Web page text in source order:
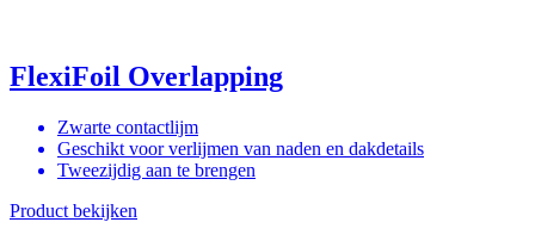
FlexiFoil Overlapping
Zwarte contactlijm
Geschikt voor verlijmen van naden en dakdetails
Tweezijdig aan te brengen
Product bekijken